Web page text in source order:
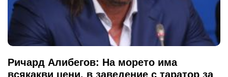
Ричард Алибегов: На морето има
всякакви цени, в заведение с таратор за